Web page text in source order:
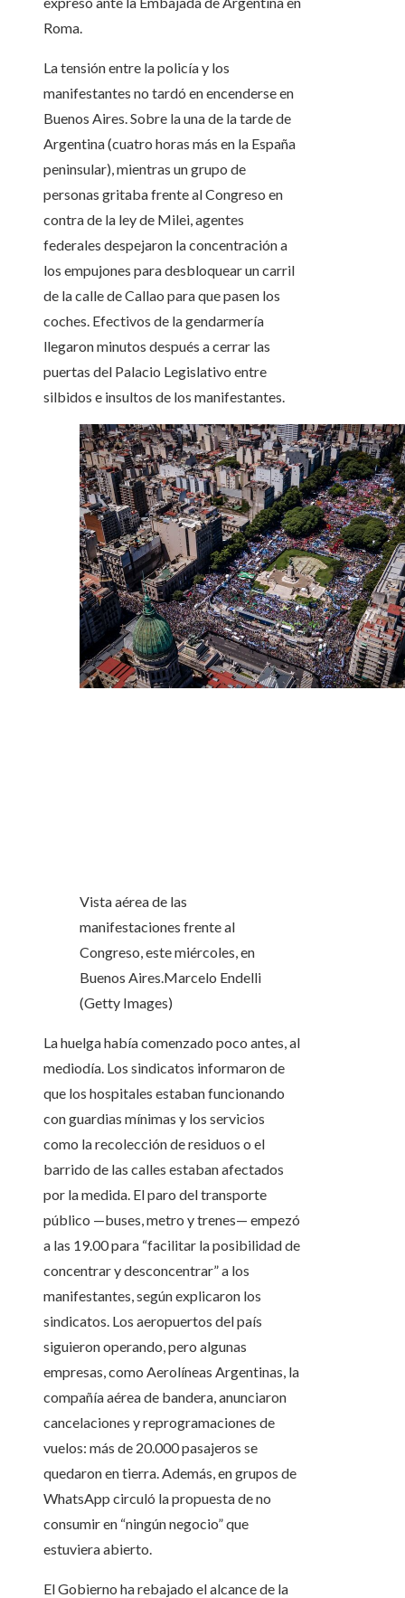
Roma.
La tensión entre la policía y los
manifestantes no tardó en encenderse en
Buenos Aires. Sobre la una de la tarde de
Argentina (cuatro horas más en la España
peninsular), mientras un grupo de
personas gritaba frente al Congreso en
contra de la ley de Milei, agentes
federales despejaron la concentración a
los empujones para desbloquear un carril
de la calle de Callao para que pasen los
coches. Efectivos de la gendarmería
llegaron minutos después a cerrar las
puertas del Palacio Legislativo entre
silbidos e insultos de los manifestantes.
Vista aérea de las
manifestaciones frente al
Congreso, este miércoles, en
Buenos Aires. Marcelo Endelli
(Getty Images)
La huelga había comenzado poco antes, al
mediodía. Los sindicatos informaron de
que los hospitales estaban funcionando
con guardias mínimas y los servicios
como la recolección de residuos o el
barrido de las calles estaban afectados
por la medida. El paro del transporte
público —buses, metro y trenes— empezó
a las 19.00 para “facilitar la posibilidad de
concentrar y desconcentrar” a los
manifestantes, según explicaron los
sindicatos. Los aeropuertos del país
siguieron operando, pero algunas
empresas, como Aerolíneas Argentinas, la
compañía aérea de bandera, anunciaron
cancelaciones y reprogramaciones de
vuelos: más de 20.000 pasajeros se
quedaron en tierra. Además, en grupos de
WhatsApp circuló la propuesta de no
consumir en “ningún negocio” que
estuviera abierto.
El Gobierno ha rebajado el alcance de la